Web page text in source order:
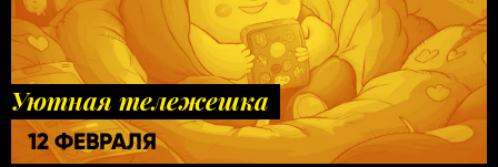
Уютная тележешка
12 ФЕВРАЛЯ